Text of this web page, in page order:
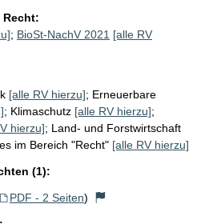
Recht:
; BioSt-NachV 2021 [alle RV
[alle RV hierzu]; Erneuerbare
; Klimaschutz [alle RV hierzu];
hierzu]; Land- und Forstwirtschaft
im Bereich "Recht" [alle RV hierzu]
(1):
PDF - 2 Seiten)